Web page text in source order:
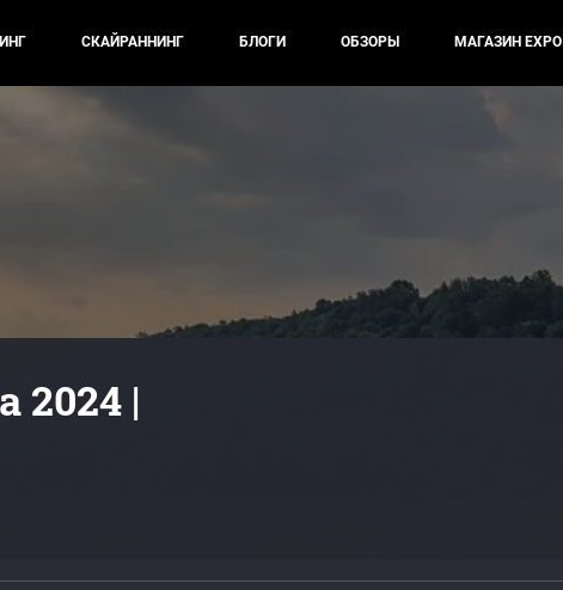
СКАЙРАННИНГ БЛОГИ ОБЗОРЫ МАГАЗИН EXPO
2024 |